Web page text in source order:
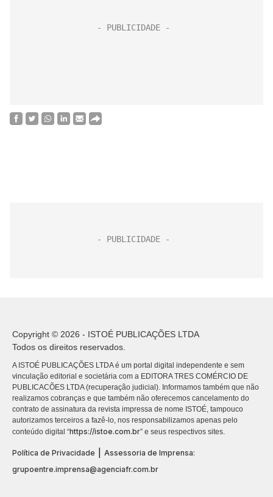
Copyright © 2026 - ISTOÉ PUBLICAÇÕES LTDA
Todos os direitos reservados.
A ISTOÉ PUBLICAÇÕES LTDA é um portal digital independente e sem
vinculação editorial e societária com a EDITORA TRES COMÉRCIO DE
PUBLICACÕES LTDA (recuperação judicial). Informamos também que não
realizamos cobranças e que também não oferecemos cancelamento do
contrato de assinatura da revista impressa de nome ISTOÉ, tampouco
autorizamos terceiros a fazê-lo, nos responsabilizamos apenas pelo
conteúdo digital “https://istoe.com.br” e seus respectivos sites.
Política de Privacidade
Assessoria de Imprensa:
grupoentre.imprensa@agenciafr.com.br